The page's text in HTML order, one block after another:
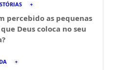
percebido as pequenas
Deus coloca no seu